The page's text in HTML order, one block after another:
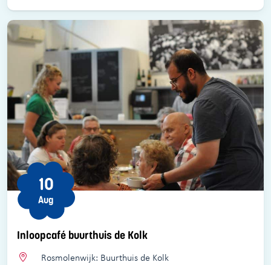
Inloopcafé buurthuis de Kolk
10
Aug
Rosmolenwijk: Buurthuis de Kolk